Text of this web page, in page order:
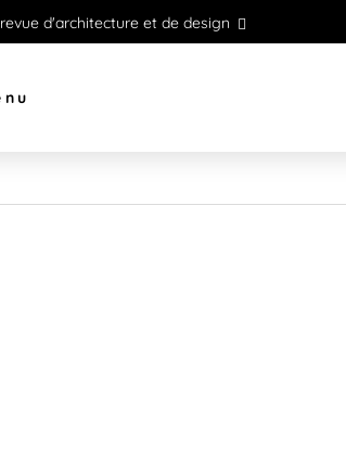
d'architecture et de design